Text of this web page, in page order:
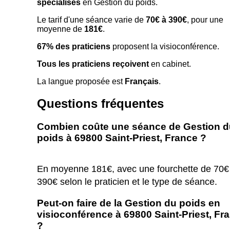
spécialisés en Gestion du poids.
Le tarif d'une séance varie de 70€ à 390€, pour une
moyenne de 181€.
67% des praticiens proposent la visioconférence.
Tous les praticiens reçoivent en cabinet.
La langue proposée est Français.
Questions fréquentes
Combien coûte une séance de Gestion
poids à 69800 Saint-Priest, France ?
En moyenne 181€, avec une fourchette de
390€ selon le praticien et le type de séance.
Peut-on faire de la Gestion du poids en
visioconférence à 69800 Saint-Priest,
?